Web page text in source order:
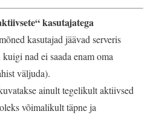
kasutajatega
kasutajad jäävad serveris
nad ei saada enam oma
väljuda).
ainult tegelikult aktiivsed
võimalikult täpne ja